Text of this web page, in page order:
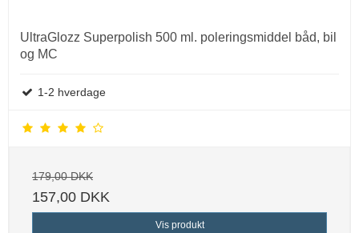
UltraGlozz Superpolish 500 ml. poleringsmiddel båd, bil
og MC
1-2 hverdage
179,00 DKK
157,00 DKK
Vis produkt